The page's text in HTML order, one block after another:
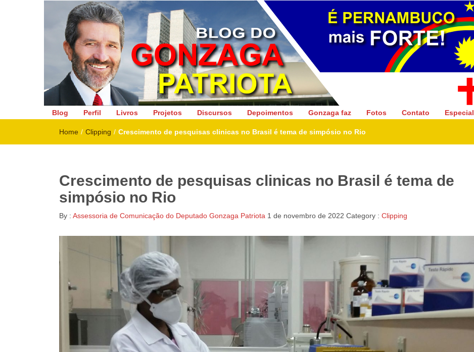
Gonzaga Patriota
Deputado Federal
Blog Perfil Livros Projetos Discursos Depoimentos Gonzaga faz Fotos Contato Especial
Home / Clipping / Crescimento de pesquisas clinicas no Brasil é tema de simpósio no Rio
Crescimento de pesquisas clinicas no Brasil é tema de
simpósio no Rio
By : Assessoria de Comunicação do Deputado Gonzaga Patriota 1 de novembro de 2022 Category : Clipping